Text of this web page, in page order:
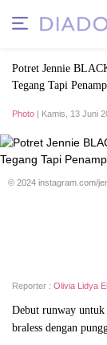
Potret Jennie
Tegang Tapi
Photo | Kamis, 13 Juni
© 2024 instagram.com/
Reporter : Olivia Lidya
Debut runway untuk
braless dengan